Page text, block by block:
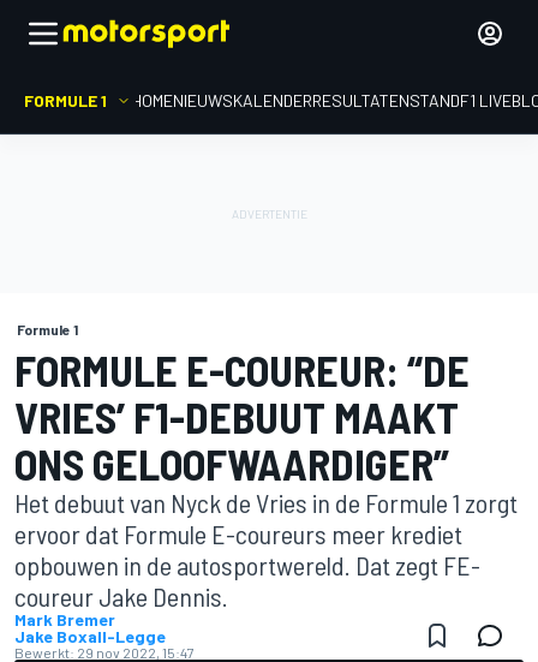
FORMULE 1 HOMENIEUWSKALENDERRESULTATENSTANDF1
Formule 1
FORMULE E-COUREUR: “DE
VRIES’ F1-DEBUUT MAAKT
ONS GELOOFWAARDIGER”
Het debuut van Nyck de Vries in de Formule 1 zorgt
ervoor dat Formule E-coureurs meer krediet
opbouwen in de autosportwereld. Dat zegt FE-
coureur Jake Dennis.
Mark Bremer
Jake Boxall-Legge
Bewerkt: 29 nov 2022, 15:47